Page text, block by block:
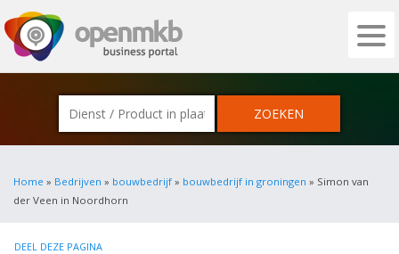
OPENMKB - DE ZAKELIJKE PORTAL
Home » Bedrijven » bouwbedrijf » bouwbedrijf in groningen » Simon van
der Veen in Noordhorn
DEEL DEZE PAGINA